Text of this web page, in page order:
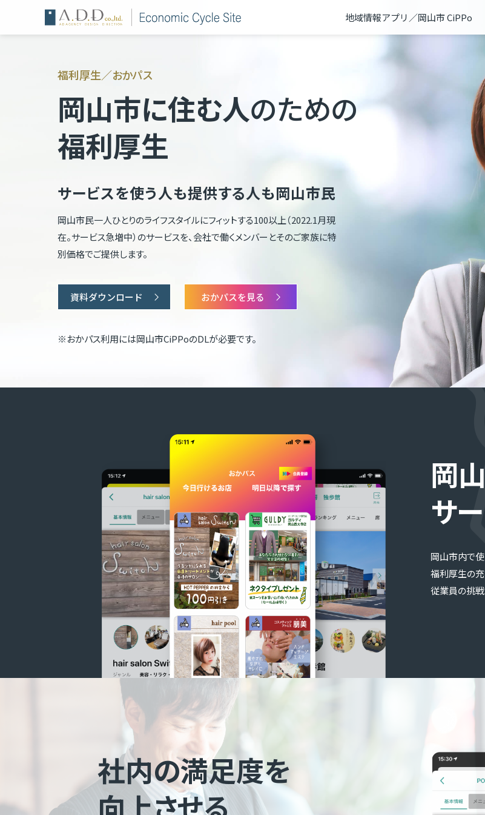
地域情報アプリ／岡山市 CiPPo
福利厚生／おかパス
岡山市に住む人のための
福利厚生
サービスを使う人も提供する人も岡山市民
岡山市民一人ひとりのライフスタイルにフィットする100以上（2022.1月現
在。サービス急増中）のサービスを、会社で働くメンバーとそのご家族に特
別価格でご提供します。
資料ダウンロード おかパスを見る
※おかパス利用には岡山市CiPPoのDLが必要です。
岡
サ
岡山市内で
福利厚生の充
従業員の挑戦
社内の満足度を
向上させる